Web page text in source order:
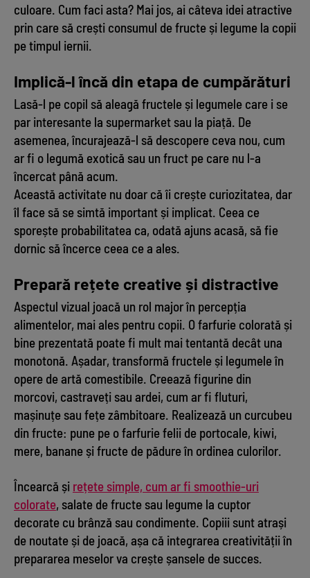
culoare. Cum faci asta? Mai jos, ai câteva idei atractive
prin care să crești consumul de fructe și legume la copii
pe timpul iernii.
Implică-l încă din etapa de cumpărături
Lasă-l pe copil să aleagă fructele și legumele care i se
par interesante la supermarket sau la piață. De
asemenea, încurajează-l să descopere ceva nou, cum
ar fi o legumă exotică sau un fruct pe care nu l-a
încercat până acum.
Această activitate nu doar că îi crește curiozitatea, dar
îl face să se simtă important și implicat. Ceea ce
sporește probabilitatea ca, odată ajuns acasă, să fie
dornic să încerce ceea ce a ales.
Prepară rețete creative și distractive
Aspectul vizual joacă un rol major în percepția
alimentelor, mai ales pentru copii. O farfurie colorată și
bine prezentată poate fi mult mai tentantă decât una
monotonă. Așadar, transformă fructele și legumele în
opere de artă comestibile. Creează figurine din
morcovi, castraveți sau ardei, cum ar fi fluturi,
mașinuțe sau fețe zâmbitoare. Realizează un curcubeu
din fructe: pune pe o farfurie felii de portocale, kiwi,
mere, banane și fructe de pădure în ordinea culorilor.
Încearcă și rețete simple, cum ar fi smoothie-uri
colorate, salate de fructe sau legume la cuptor
decorate cu brânză sau condimente. Copiii sunt atrași
de noutate și de joacă, așa că integrarea creativității în
prepararea meselor va crește șansele de succes.